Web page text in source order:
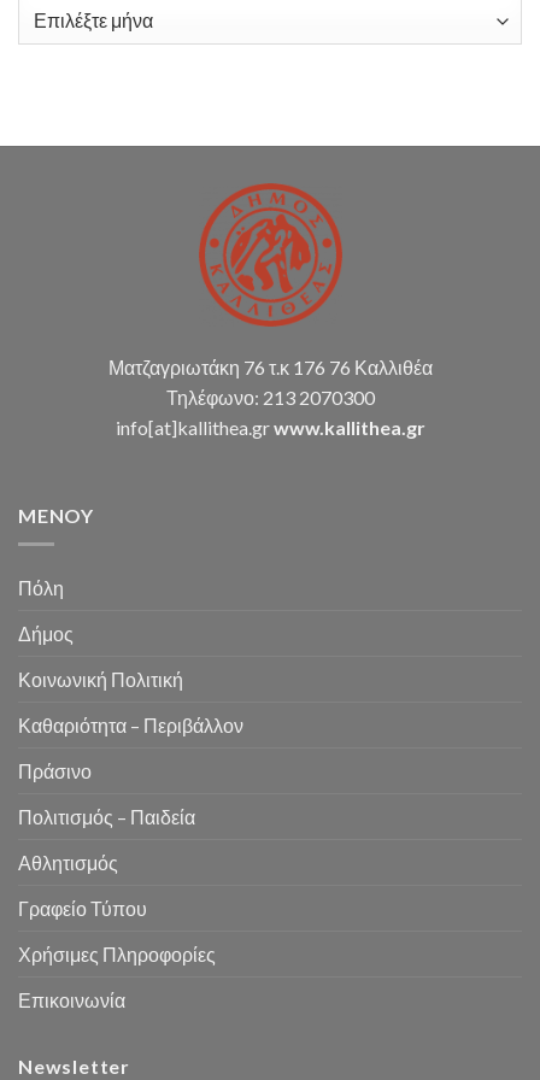
υπηρεσιών
υποστήριξης
σύνταξη
καταστάσεων
κ.α.)
Ιστορικό
Ματζαγριωτάκη 76 τ.κ 176 76 Καλλιθέα
Τηλέφωνο: 213 2070300
info[at]kallithea.grwww.kallithea.gr
MENOY
Πόλη
Δήμος
Κοινωνική Πολιτική
Καθαριότητα – Περιβάλλον
Πράσινο
Πολιτισμός – Παιδεία
Αθλητισμός
Γραφείο Τύπου
Χρήσιμες Πληροφορίες
Επικοινωνία
Newsletter